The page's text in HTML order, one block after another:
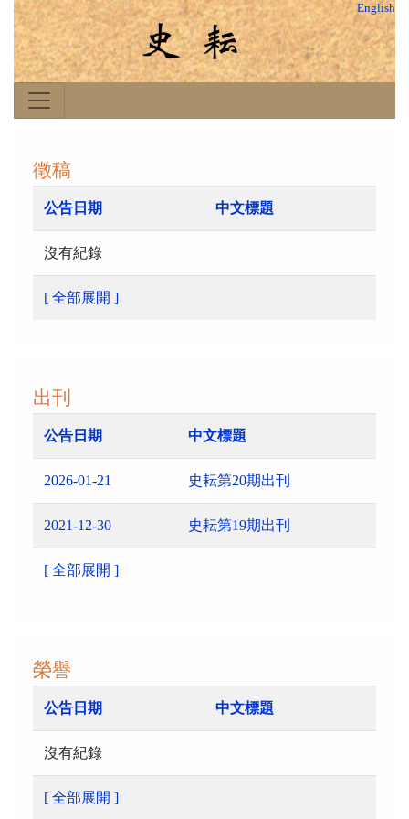
English
徵稿
公告日期 中文標題
沒有紀錄
[ 全部展開 ]
出刊
公告日期 中文標題
2026-01-21 史耘第20期出刊
2021-12-30 史耘第19期出刊
[ 全部展開 ]
榮譽
公告日期 中文標題
沒有紀錄
[ 全部展開 ]